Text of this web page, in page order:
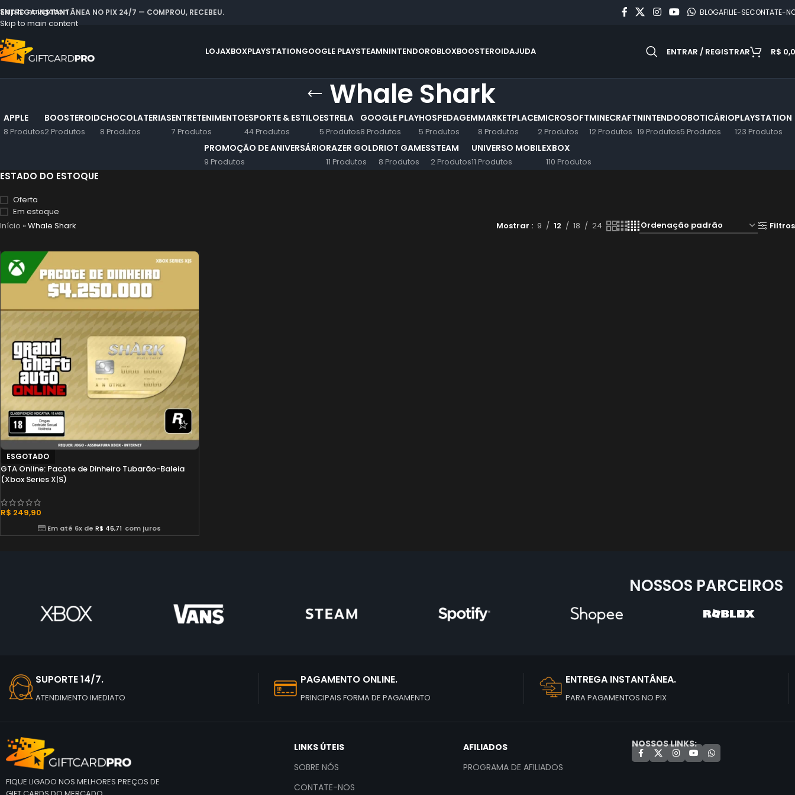
Skip to navigation
Skip to main content
ENTREGA INSTANTÂNEA NO PIX 24/7 — COMPROU, RECEBEU. BLOGAFILIE-SECONTATE-
LOJAXBOXPLAYSTATIONGOOGLE PLAYSTEAMNINTENDOROBLOXBOOSTEROIDAJUDA ENTRAR / REGISTRAR R$
Whale Shark
APPLE
8 Produtos
BOOSTEROID
2 Produtos
CHOCOLATERIAS
8 Produtos
ENTRETENIMENTO
7 Produtos
ESPORTE & ESTILO
44 Produtos
ESTRELA
5 Produtos
GOOGLE PLAY
8 Produtos
HOSPEDAGEM
5 Produtos
MARKETPLACE
8 Produtos
MICROSOFT
2 Produtos
MINECRAFT
12 Produtos
NINTENDO
19 Produtos
OBOTICÁRIO
5 Produtos
PLAYSTATION
123 Produtos
PROMOÇÃO DE ANIVERSÁRIO
9 Produtos
RAZER GOLD
11 Produtos
RIOT GAMES
8 Produtos
STEAM
2 Produtos
UNIVERSO MOBILE
11 Produtos
XBOX
110 Produtos
ESTADO DO ESTOQUE
Oferta
Em estoque
Início »Whale Shark Mostrar 9 12 18 24 Filtros
ESGOTADO
GTA Online: Pacote de Dinheiro Tubarão-Baleia
(Xbox Series X|S)
R$ 249,90
Em até 6x deR$ 46,71 com juros
NOSSOS PARCEIROS
SUPORTE 14/7.
ATENDIMENTO IMEDIATO
PAGAMENTO ONLINE.
PRINCIPAIS FORMA DE PAGAMENTO
ENTREGA INSTANTÂNEA.
PARA PAGAMENTOS NO PIX
FIQUE LIGADO NOS MELHORES PREÇOS DE
LINKS ÚTEIS
SOBRE NÓS
CONTATE-NOS
AFILIADOS
PROGRAMA DE AFILIADOS
NOSSOS LINKS: